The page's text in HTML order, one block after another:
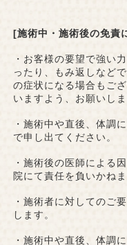
[施術中・施術後の免責
・お客様の要望で強い
ったり、もみ返しなど
の症状になる場合もご
いますよう、お願いしま
・施術中や直後、体調
で申し出てください。
・施術後の医師による
院にて責任を負いかね
・施術者に対してのご
します。
・施術中や直後、体調